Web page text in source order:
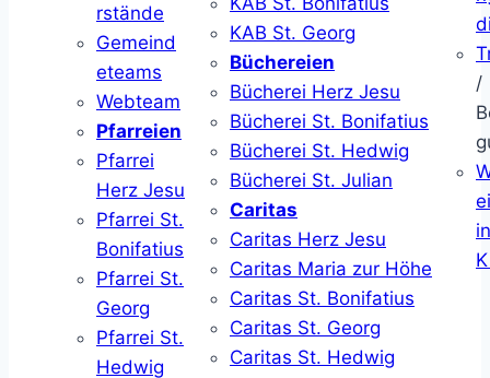
rstände
Gemeind
eteams
Webteam
Pfarreien
Pfarrei
Herz Jesu
Pfarrei St.
Bonifatius
Pfarrei St.
Georg
Pfarrei St.
Hedwig
KAB St. Georg
Büchereien
Bücherei Herz Jesu
Bücherei St. Bonifatius
Bücherei St. Hedwig
Bücherei St. Julian
Caritas
Caritas Herz Jesu
Caritas Maria zur Höhe
Caritas St. Bonifatius
Caritas St. Georg
Caritas St. Hedwig
/